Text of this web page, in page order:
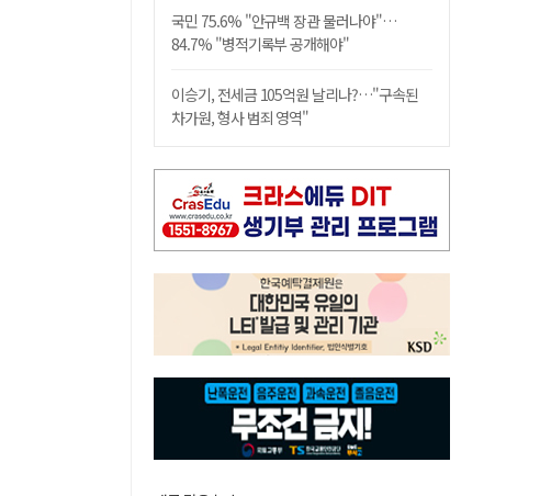
국민 75.6% "안규백 장관 물러나야"…
84.7% "병적기록부 공개해야"
이승기, 전세금 105억원 날리나?…"구속된
차가원, 형사 범죄 영역"